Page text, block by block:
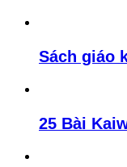
Sách giáo
25 Bài